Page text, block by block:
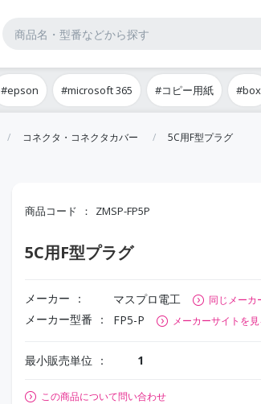
#epson #microsoft 365 #コピー用紙 #box
コネクタ・コネクタカバー 5C用F型プラグ
商品コード ZMSP-FP5P
5C用F型プラグ
メーカー マスプロ電工 同じメーカ
メーカー型番 FP5-P メーカーサイトを見
最小販売単位 1
この商品について問い合わせ